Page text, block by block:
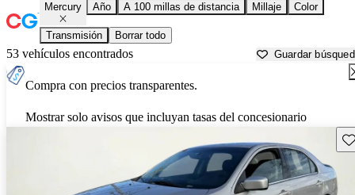
Mercury Año A 100 millas de distancia Millaje Color
Transmisión Borrar todo
53 vehículos encontrados Guardar
Compra con precios transparentes.
Mostrar solo avisos que incluyan tasas del concesionario